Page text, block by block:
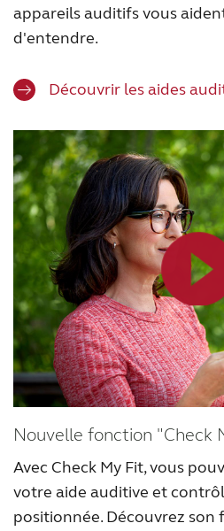
appareils auditifs vous
d'entendre.
Découvrir les aides
Nouvelle fonction "Check
Avec Check My Fit, vous
votre aide auditive et
positionnée. Découvrez